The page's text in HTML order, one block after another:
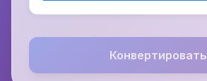
Конвертировать